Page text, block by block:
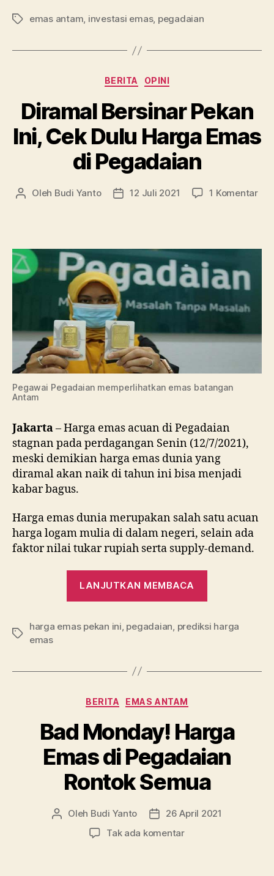
Saatnya
Tag emas antam, investasi emas, pegadaian
Kategori
BERITA OPINI
Diramal Bersinar Pekan
Ini, Cek Dulu Harga Emas
di Pegadaian
Penulis
Oleh Budi Yanto
Tanggal
12 Juli 2021 1 Komentar
Pegawai Pegadaian memperlihatkan emas batangan
Antam
Jakarta– Harga emas acuan di Pegadaian
stagnan pada perdagangan Senin (12/7/2021),
meski demikian harga emas dunia yang
diramal akan naik di tahun ini bisa menjadi
kabar bagus.
Harga emas dunia merupakan salah satu acuan
harga logam mulia di dalam negeri, selain ada
faktor nilai tukar rupiah serta supply-demand.
LANJUTKAN MEMBACA
Ini,
Harga
Pegadaian”
Tag
harga emas pekan ini pegadaian prediksi harga
emas
Kategori
BERITA EMAS ANTAM
Bad Monday! Harga
Emas di Pegadaian
Rontok Semua
Penulis
Oleh Budi Yanto
Tanggal
artikel
26 April 2021
Tak ada komentarpada